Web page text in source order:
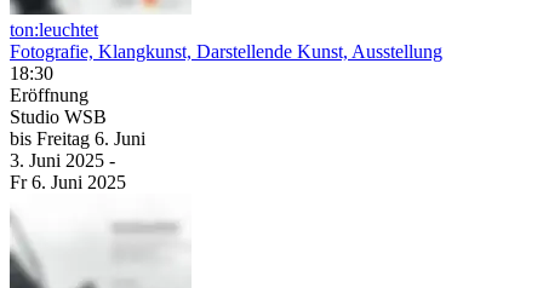
ton:leuchtet
Fotografie, Klangkunst, Darstellende Kunst, Ausstellung
18:30
Eröffnung
Studio WSB
bis Freitag 6. Juni
3. Juni 2025 -
Fr6. Juni 2025